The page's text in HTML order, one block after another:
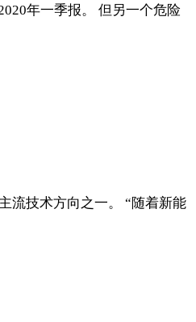
年一季报。 但另一个危险
流技术方向之一。 “随着新能